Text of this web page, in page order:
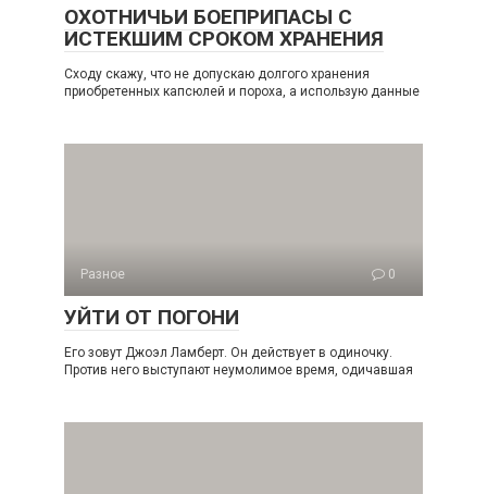
ОХОТНИЧЬИ БОЕПРИПАСЫ С
ИСТЕКШИМ СРОКОМ ХРАНЕНИЯ
Сходу скажу, что не допускаю долгого хранения
приобретенных капсюлей и пороха, а использую данные
Разное 0
УЙТИ ОТ ПОГОНИ
Его зовут Джоэл Ламберт. Он действует в одиночку.
Против него выступают неумолимое время, одичавшая